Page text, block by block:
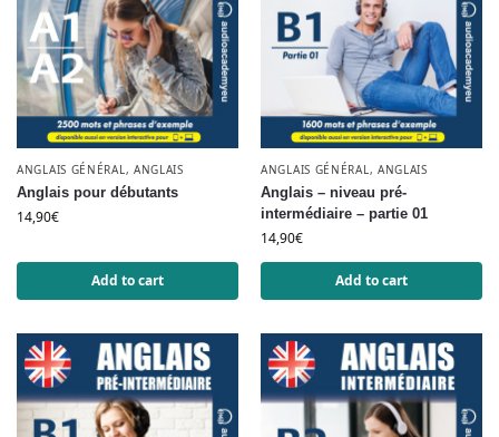
ANGLAIS GÉNÉRAL , ANGLAIS
Anglais pour débutants
14,90€
Add to cart
ANGLAIS GÉNÉRAL , ANGLAIS
Anglais – niveau pré-
intermédiaire – partie 01
14,90€
Add to cart